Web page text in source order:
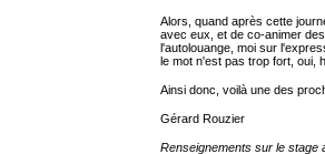
Alors, quand après cette
avec eux, et de co-animer
l'autolouange, moi sur
le mot n'est pas trop fort, oui,
Ainsi donc, voilà une des
Gérard Rouzier
Renseignements sur le stage